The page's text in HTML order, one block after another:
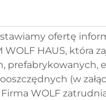
ofertę
WOLF HAUS, która
prefabrykowanych,
(w
WOLF